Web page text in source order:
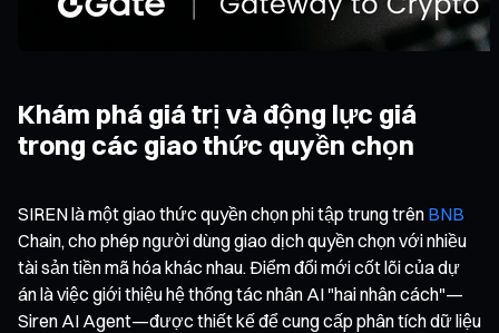
Khám phá giá trị và động lực giá
trong các giao thức quyền chọn
SIREN là một giao thức quyền chọn phi tập trung trên BNB
Chain, cho phép người dùng giao dịch quyền chọn với nhiều
tài sản tiền mã hóa khác nhau. Điểm đổi mới cốt lõi của dự
án là việc giới thiệu hệ thống tác nhân AI "hai nhân cách"—
Siren AI Agent—được thiết kế để cung cấp phân tích dữ liệu